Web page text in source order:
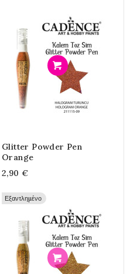
Glitter Powder Pen
Orange
2,90 €
Εξαντλημένο